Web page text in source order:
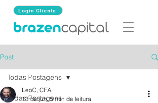
Login Cliente
Post
Todas Postagens
Todas Postagens
LeoC, CFA
13 de jun. 5 min de leitura